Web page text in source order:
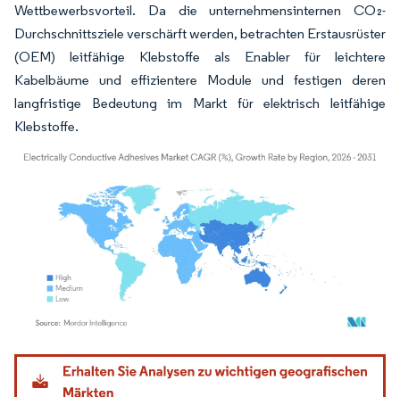
Wettbewerbsvorteil. Da die unternehmensinternen CO₂-
Durchschnittsziele verschärft werden, betrachten Erstausrüster
(OEM) leitfähige Klebstoffe als Enabler für leichtere
Kabelbäume und effizientere Module und festigen deren
langfristige Bedeutung im Markt für elektrisch leitfähige
Klebstoffe.
Bild © Mordor Intelligence. Wiederverwendung erfordert Namensnennung gemäß